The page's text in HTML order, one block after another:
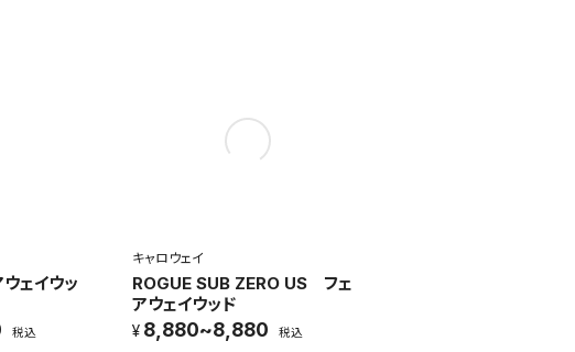
ェイウッ
税込
キャロウェイ
ROGUE SUB ZERO US フェ
アウェイウッド
8,880~8,880 税込